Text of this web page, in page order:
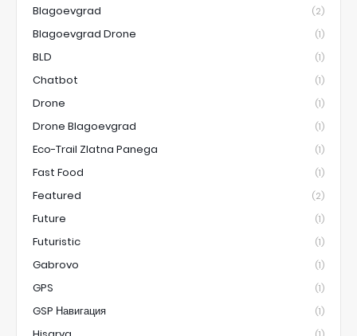
Blagoevgrad (2)
Blagoevgrad Drone (1)
BLD (1)
Chatbot (1)
Drone (1)
Drone Blagoevgrad (1)
Eco-Trail Zlatna Panega (1)
Fast Food (1)
Featured (2)
Future (1)
Futuristic (1)
Gabrovo (1)
GPS (1)
GSP Навигация (1)